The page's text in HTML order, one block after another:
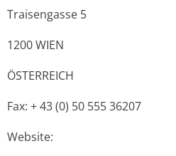
Traisengasse 5
1200 WIEN
ÖSTERREICH
Fax: + 43 (0) 50 555 36207
Website: